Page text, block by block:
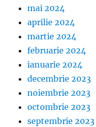
mai 2024
aprilie 2024
martie 2024
februarie 2024
ianuarie 2024
decembrie 2023
noiembrie 2023
octombrie 2023
septembrie 2023